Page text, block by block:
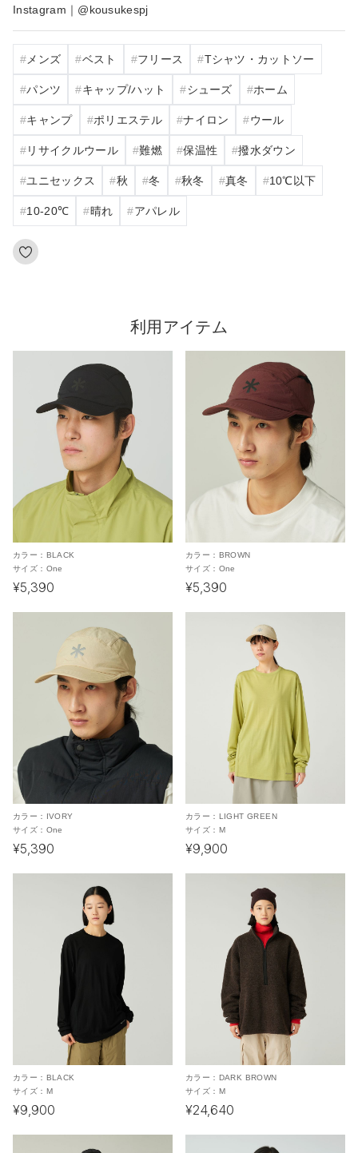
Instagram｜@kousukespj
メンズ ベスト フリース Tシャツ・カットソー
パンツ キャップ/ハット シューズ ホーム
キャンプ ポリエステル ナイロン ウール
リサイクルウール 難燃 保温性 撥水ダウン
ユニセックス 秋 冬 秋冬 真冬 10℃以下
10‐20℃ 晴れ アパレル
利用アイテム
カラー： BLACK
サイズ： One
¥5,390
カラー： BROWN
サイズ： One
¥5,390
カラー： IVORY
サイズ： One
¥5,390
カラー： LIGHT GREEN
サイズ： M
¥9,900
カラー： BLACK
サイズ： M
¥9,900
カラー： DARK BROWN
サイズ： M
¥24,640